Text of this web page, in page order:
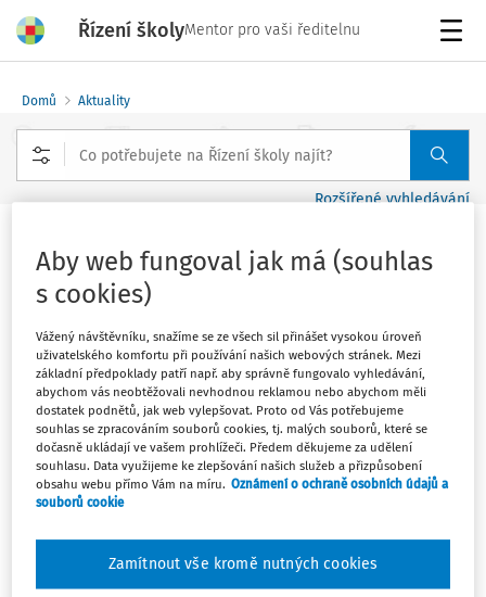
Řízení školyMentor pro vaši ředitelnu
Domů Aktuality
Rozšířené vyhledávání
Vysokoškolské koleje a menzy
potřebují obří investice.
1 minuta čtení
Zdroj:iHned.cz
Stát přispěje miliardami, další peníze musí dodat
univerzity
Většina vysokoškolských kolejí sídlí v desítky let starých
finanční injekce na rekonstrukce. Doteď museli jejich
správci hledat peníze na opravy hlavně ve svých zdrojích,
Aby web fungoval jak má (souhlas
s cookies)
Vážený návštěvníku, snažíme se ze všech sil přinášet vysokou úroveň
uživatelského komfortu při používání našich webových stránek. Mezi
základní předpoklady patří např. aby správně fungovalo vyhledávání,
abychom vás neobtěžovali nevhodnou reklamou nebo abychom měli
dostatek podnětů, jak web vylepšovat. Proto od Vás potřebujeme
souhlas se zpracováním souborů cookies, tj. malých souborů, které se
dočasně ukládají ve vašem prohlížeči. Předem děkujeme za udělení
souhlasu. Data využijeme ke zlepšování našich služeb a přizpůsobení
obsahu webu přímo Vám na míru. Oznámení o ochraně osobních údajů a
souborů cookie
Zamítnout vše kromě nutných cookies